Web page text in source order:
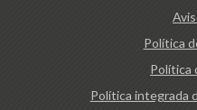
Política
Política
Política integrada